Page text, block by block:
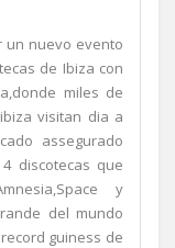
un nuevo evento
de Ibiza con
miles de
visitan dia a
assegurado
discotecas que
y
del mundo
guiness de